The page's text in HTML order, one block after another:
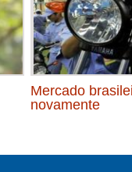
Mercado
novamente